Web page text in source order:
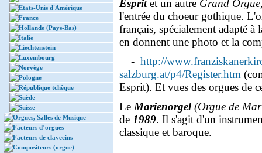
Etats-Unis d'Amérique
France
Hollande (Pays-Bas)
Italie
Liechtenstein
Luxembourg
Norvège
Pologne
République tchèque
Suède
Suisse
Orgues, Salles de Musique
Facteurs d’orgues
Facteurs de clavecins
Compositeurs (orgue)
Espritet un autre Grand Orgue
l'entrée du choeur gothique.
français, spécialement adapté
en donnent une photo et la
- http://
salzburg.at/p4/Register.htm
Esprit). Et vues des orgues de
Le Marienorgel (Orgue de
de 1989. Il s'agit d'un
classique et baroque.